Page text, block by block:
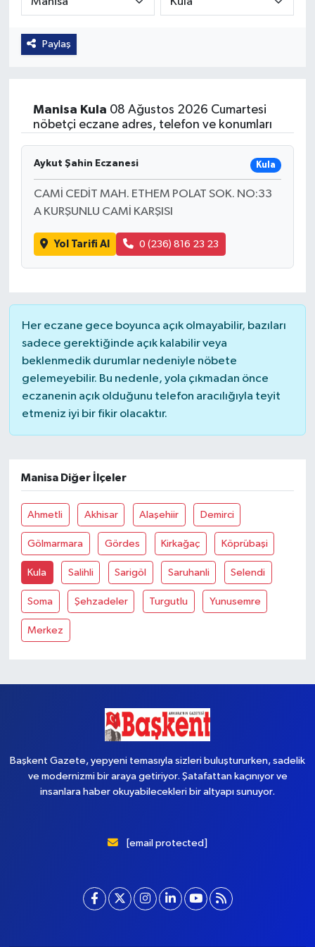
Paylaş
Manisa Kula 08 Ağustos 2026 Cumartesi
nöbetçi eczane adres, telefon ve konumları
Aykut Şahin Eczanesi Kula
CAMİ CEDİT MAH. ETHEM POLAT SOK. NO:33
A KURŞUNLU CAMİ KARŞISI
Yol Tarifi Al 0 (236) 816 23 23
Her eczane gece boyunca açık olmayabilir, bazıları
sadece gerektiğinde açık kalabilir veya
beklenmedik durumlar nedeniyle nöbete
gelemeyebilir. Bu nedenle, yola çıkmadan önce
eczanenin açık olduğunu telefon aracılığıyla teyit
etmeniz iyi bir fikir olacaktır.
Manisa Diğer İlçeler
Ahmetli Akhisar Alaşehiir Demirci
Gölmarmara Gördes Kirkağaç Köprübaşi
Kula Salihli Sarigöl Saruhanli Selendi
Soma Şehzadeler Turgutlu Yunusemre
Merkez
Başkent Gazete, yepyeni temasıyla sizleri buluştururken, sadelik
ve modernizmi bir araya getiriyor. Şatafattan kaçınıyor ve
insanlara haber okuyabilecekleri bir altyapı sunuyor.
[email protected]
Özel Haber
Resmi İlan
Sağlık
Siyaset
Yaşam